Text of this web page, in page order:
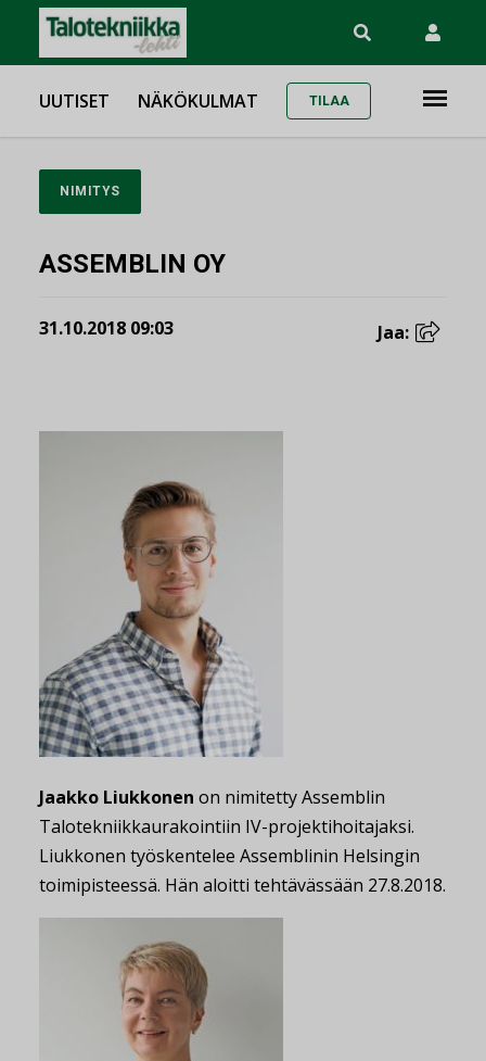
UUTISET NÄKÖKULMAT TILAA
NIMITYS
ASSEMBLIN OY
31.10.2018 09:03 Jaa:
Jaakko Liukkonen on nimitetty Assemblin
Talotekniikkaurakointiin IV-projektihoitajaksi.
Liukkonen työskentelee Assemblinin Helsingin
toimipisteessä. Hän aloitti tehtävässään 27.8.2018.